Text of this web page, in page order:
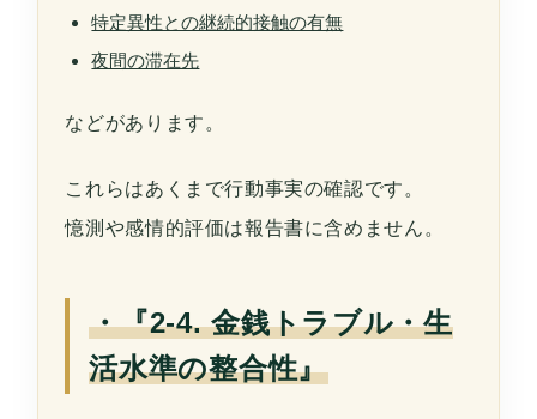
特定異性との継続的接触の有無
夜間の滞在先
などがあります。
これらはあくまで行動事実の確認です。
憶測や感情的評価は報告書に含めません。
・『2-4. 金銭トラブル・生
活水準の整合性』